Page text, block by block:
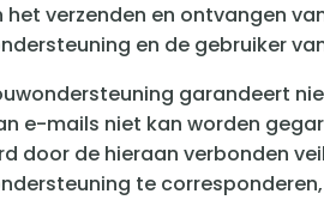
het verzenden en ontvangen
en de gebruiker
garandeert
e-mails niet kan worden
door de hieraan verbonden
te